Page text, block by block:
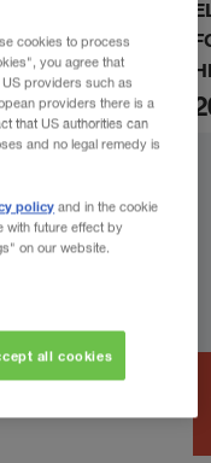
cookies to process
you agree that
providers such as
providers there is a
that US authorities can
and no legal remedy is
policy and in the cookie
with future effect by
on our website.
all cookies